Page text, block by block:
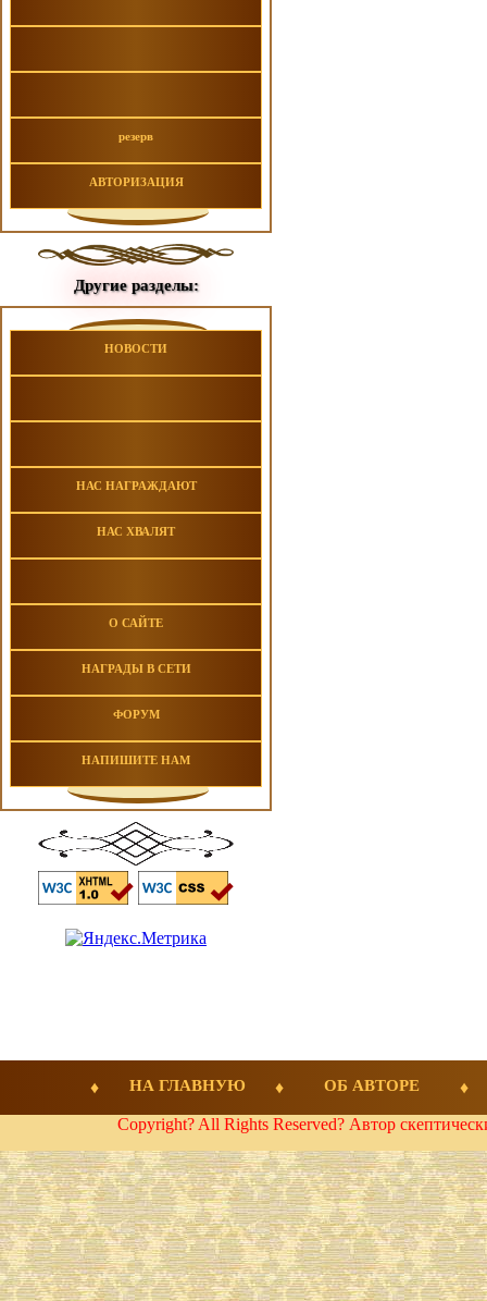
резерв
АВТОРИЗАЦИЯ
Другие разделы:
НОВОСТИ
НАС НАГРАЖДАЮТ
НАС ХВАЛЯТ
О САЙТЕ
НАГРАДЫ В СЕТИ
ФОРУМ
НАПИШИТЕ НАМ
НА ГЛАВНУЮ ОБ АВТОРЕ
Copyright? All Rights Reserved? Автор